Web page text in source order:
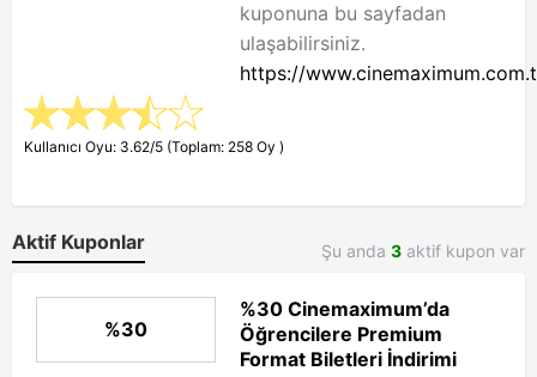
kuponuna bu sayfadan
ulaşabilirsiniz.
https://
Kullanıcı Oyu: 3.62/5 (Toplam: 258 Oy )
Aktif Kuponlar Şu anda 3 aktif kupon var
%30
%30 Cinemaximum’da
Öğrencilere Premium
Format Biletleri İndirimi